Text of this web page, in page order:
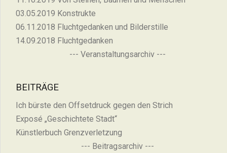
03.05.2019 Konstrukte
06.11.2018 Fluchtgedanken und Bilderstille
14.09.2018 Fluchtgedanken
--- Veranstaltungsarchiv ---
BEITRÄGE
Ich bürste den Offsetdruck gegen den Strich
Exposé „Geschichtete Stadt“
Künstlerbuch Grenzverletzung
--- Beitragsarchiv ---